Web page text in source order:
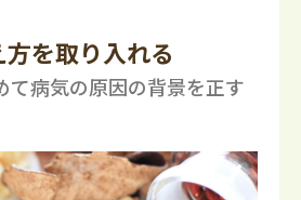
を取り入れる
て病気の原因の背景を正す